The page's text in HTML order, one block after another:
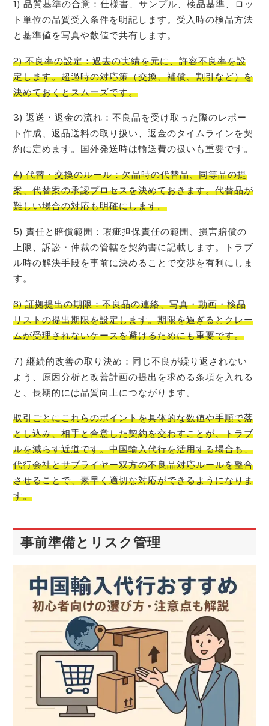
1) 品質基準の合意：仕様書、サンプル、検品基準、ロッ
ト単位の品質受入条件を明記します。受入時の検品方法
と基準値を写真や数値で共有します。
2) 不良率の設定：過去の実績を元に、許容不良率を設
定します。超過時の対応策（交換、補償、割引など）を
決めておくとスムーズです。
3) 返送・返金の流れ：不良品を受け取った際のレポー
ト作成、返品送料の取り扱い、返金のタイムラインを契
約に定めます。国外発送時は輸送費の扱いも重要です。
4) 代替・交換のルール：欠品時の代替品、同等品の提
案、代替案の承認プロセスを決めておきます。代替品が
難しい場合の対応も明確にします。
5) 責任と賠償範囲：瑕疵担保責任の範囲、損害賠償の
上限、訴訟・仲裁の管轄を契約書に記載します。トラブ
ル時の解決手段を事前に決めることで交渉を有利にしま
す。
6) 証拠提出の期限：不良品の連絡、写真・動画・検品
リストの提出期限を設定します。期限を過ぎるとクレー
ムが受理されないケースを避けるためにも重要です。
7) 継続的改善の取り決め：同じ不良が繰り返されない
よう、原因分析と改善計画の提出を求める条項を入れる
と、長期的には品質向上につながります。
取引ごとにこれらのポイントを具体的な数値や手順で落
とし込み、相手と合意した契約を交わすことが、トラブ
ルを減らす近道です。中国輸入代行を活用する場合も、
代行会社とサプライヤー双方の不良品対応ルールを整合
させることで、素早く適切な対応ができるようになりま
す。
事前準備とリスク管理